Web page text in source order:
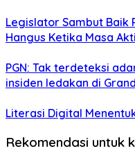
Legislator Sambut Baik
Hangus Ketika Masa
PGN: Tak terdeteksi
insiden ledakan di
Literasi Digital
Rekomendasi untuk